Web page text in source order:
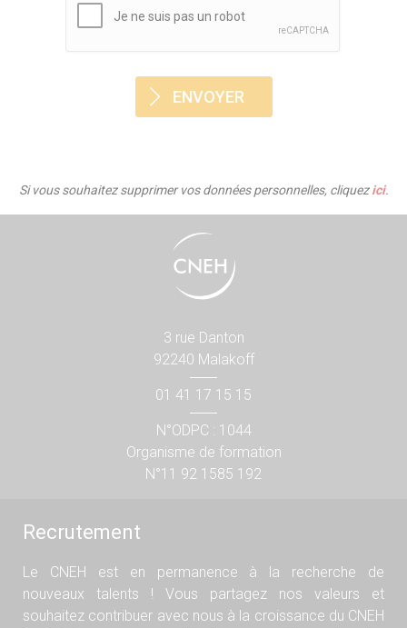
Si vous souhaitez supprimer vos données personnelles, cliquezici.
3 rue Danton
92240 Malakoff
01 41 17 15 15
N°ODPC : 1044
Organisme de formation
N°11 92 1585 192
Recrutement
Le CNEH est en permanence à la recherche de
nouveaux talents ! Vous partagez nos valeurs et
souhaitez contribuer avec nous à la croissance du CNEH